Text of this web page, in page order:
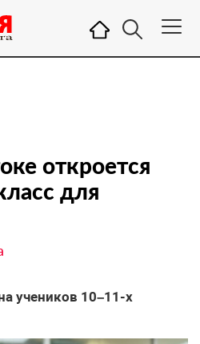
откроется
для
учеников 10–11-х